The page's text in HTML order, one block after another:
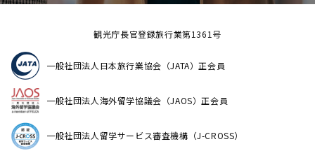
観光庁長官登録旅行業第1361号
一般社団法人日本旅行業協会（JATA）正会員
一般社団法人海外留学協議会（JAOS）正会員
一般社団法人留学サービス審査機構（J-CROSS）